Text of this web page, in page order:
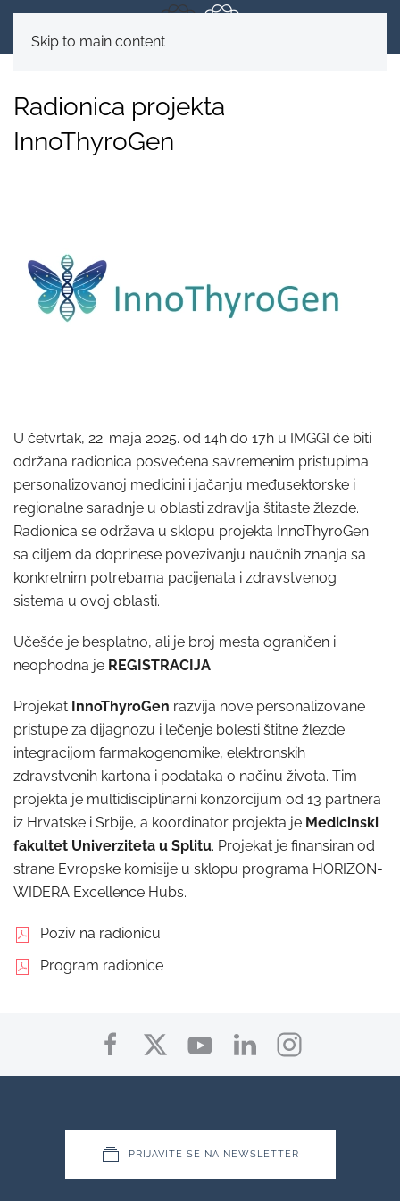
Skip to main content
Radionica projekta
InnoThyroGen
U četvrtak, 22. maja 2025. od 14h do 17h u IMGGI će biti
održana radionica posvećena savremenim pristupima
personalizovanoj medicini i jačanju međusektorske i
regionalne saradnje u oblasti zdravlja štitaste žlezde.
Radionica se održava u sklopu projekta InnoThyroGen
sa ciljem da doprinese povezivanju naučnih znanja sa
konkretnim potrebama pacijenata i zdravstvenog
sistema u ovoj oblasti.
Učešće je besplatno, ali je broj mesta ograničen i
neophodna je REGISTRACIJA.
Projekat InnoThyroGen razvija nove personalizovane
pristupe za dijagnozu i lečenje bolesti štitne žlezde
integracijom farmakogenomike, elektronskih
zdravstvenih kartona i podataka o načinu života. Tim
projekta je multidisciplinarni konzorcijum od 13 partnera
iz Hrvatske i Srbije, a koordinator projekta je Medicinski
fakultet Univerziteta u Splitu. Projekat je finansiran od
strane Evropske komisije u sklopu programa HORIZON-
WIDERA Excellence Hubs.
Poziv na radionicu
Program radionice
PRIJAVITE SE NA NEWSLETTER